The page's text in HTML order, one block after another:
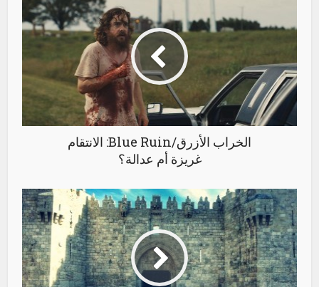
الخراب الأزرق/Blue Ruin: الانتقام
غريزة أم عدالة؟